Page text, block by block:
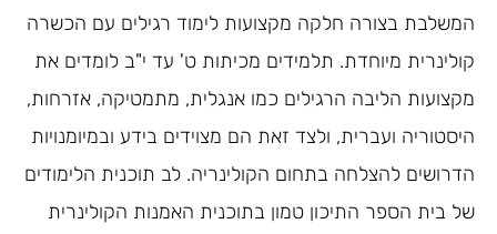
המשלבת בצורה חלקה מקצועות לימוד רגילים עם הכשרה
קולינרית מיוחדת. תלמידים מכיתות ט' עד י"ב לומדים את
מקצועות הליבה הרגילים כמו אנגלית, מתמטיקה, אזרחות,
היסטוריה ועברית, ולצד זאת הם מצוידים בידע ובמיומנויות
הדרושים להצלחה בתחום הקולינריה. לב תוכנית הלימודים
של בית הספר התיכון טמון בתוכנית האמנות הקולינרית